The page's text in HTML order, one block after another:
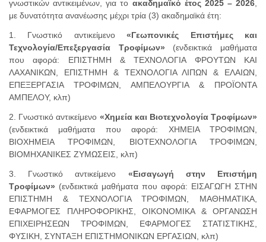
γνωστικών αντικειμένων, για το ακαδημαϊκό έτος 2025 – 2026,
με δυνατότητα ανανέωσης μέχρι τρία (3) ακαδημαϊκά έτη:
1. Γνωστικό αντικείμενο«Γεωπονικές Επιστήμες και
Τεχνολογία/Επεξεργασία Τροφίμων» (ενδεικτικά μαθήματα
που αφορά: ΕΠΙΣΤΗΜΗ & ΤΕΧΝΟΛΟΓΙΑ ΦΡΟΥΤΩΝ ΚΑΙ
ΛΑΧΑΝΙΚΩΝ, ΕΠΙΣΤΗΜΗ & ΤΕΧΝΟΛΟΓΙΑ ΛΙΠΩΝ & ΕΛΑΙΩΝ,
ΕΠΕΞΕΡΓΑΣΙΑ ΤΡΟΦΙΜΩΝ, ΑΜΠΕΛΟΥΡΓΙΑ & ΠΡΟΪΟΝΤΑ
ΑΜΠΕΛΟΥ, κλπ)
2. Γνωστικό αντικείμενο «Χημεία και Βιοτεχνολογία Τροφίμων»
(ενδεικτικά μαθήματα που αφορά: ΧΗΜΕΙΑ ΤΡΟΦΙΜΩΝ,
ΒΙΟΧΗΜΕΙΑ ΤΡΟΦΙΜΩΝ, ΒΙΟΤΕΧΝΟΛΟΓΙΑ ΤΡΟΦΙΜΩΝ,
ΒΙΟΜΗΧΑΝΙΚΕΣ ΖΥΜΩΣΕΙΣ, κλπ)
3. Γνωστικό αντικείμενο «Εισαγωγή στην Επιστήμη
Τροφίμων» (ενδεικτικά μαθήματα που αφορά: ΕΙΣΑΓΩΓΗ ΣΤΗΝ
ΕΠΙΣΤΗΜΗ & ΤΕΧΝΟΛΟΓΙΑ ΤΡΟΦΙΜΩΝ, ΜΑΘΗΜΑΤΙΚΑ,
ΕΦΑΡΜΟΓΕΣ ΠΛΗΡΟΦΟΡΙΚΗΣ, ΟΙΚΟΝΟΜΙΚΑ & ΟΡΓΑΝΩΣΗ
ΕΠΙΧΕΙΡΗΣΕΩΝ ΤΡΟΦΙΜΩΝ, ΕΦΑΡΜΟΓΕΣ ΣΤΑΤΙΣΤΙΚΗΣ,
ΦΥΣΙΚΗ, ΣΥΝΤΑΞΗ ΕΠΙΣΤΗΜΟΝΙΚΩΝ ΕΡΓΑΣΙΩΝ, κλπ)